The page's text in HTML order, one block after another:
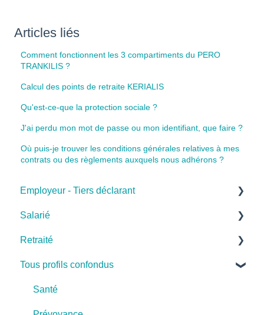
Articles liés
Comment fonctionnent les 3 compartiments du PERO
TRANKILIS ?
Calcul des points de retraite KERIALIS
Qu'est-ce-que la protection sociale ?
J'ai perdu mon mot de passe ou mon identifiant, que faire ?
Où puis-je trouver les conditions générales relatives à mes
contrats ou des règlements auxquels nous adhérons ?
Employeur - Tiers déclarant
Cas pratiques
Base de connaissances
FAQ
Retraite
Salarié
Cas pratiques
Base de connaissances
FAQ
Retraité
Cas pratiques
Base de connaissances
Tous profils confondus
Santé